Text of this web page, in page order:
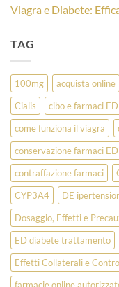
Viagra e Diabete:
TAG
100mg acquista online
Cialis
cibo e farmaci ED
come funziona il viagra
conservazione farmaci ED
contraffazione farmaci
CYP3A4
DE
Dosaggio, Effetti e
ED diabete trattamento
Effetti Collaterali e